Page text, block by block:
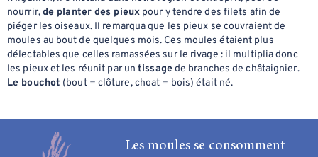
nourrir,de planter des pieuxpour y tendre des filets afin de
piéger les oiseaux. Il remarqua que les pieux se couvraient de
moules au bout de quelques mois. Ces moules étaient plus
délectables que celles ramassées sur le rivage : il multiplia donc
les pieux et les réunit par untissagede branches de châtaignier.
Le bouchot (bout = clôture, choat = bois) était né.
Les moules se consomment-